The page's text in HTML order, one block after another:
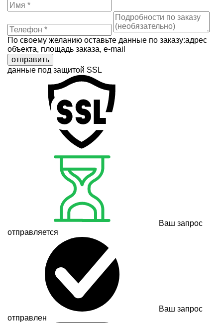
По своему желанию оставьте данные по заказу:адрес
объекта, площадь заказа, e-mail
отправить
данные под защитой SSL
Ваш запрос
отправляется
Ваш запрос
отправлен